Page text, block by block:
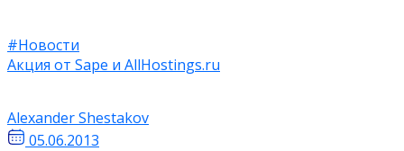
#Новости
Акция от Sape и AllHostings.ru
Alexander Shestakov
05.06.2013